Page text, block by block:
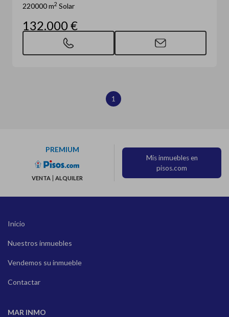
220000 m2 Solar
132.000 €
1
PREMIUM
VENTA ALQUILER
Mis inmuebles en
pisos.com
Inicio
Nuestros inmuebles
Vendemos su inmueble
Contactar
MAR INMO